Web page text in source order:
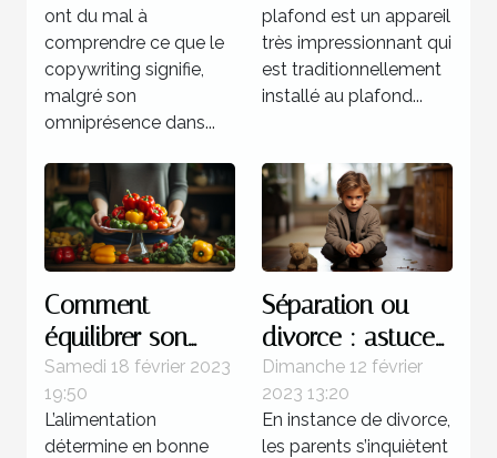
ont du mal à
comprendre ce que le
copywriting signifie,
malgré son
omniprésence dans...
plafond est un appareil
très impressionnant qui
est traditionnellement
installé au plafond...
Comment
équilibrer son
alimentation ?
Samedi 18 février 2023
19:50
L’alimentation
détermine en bonne
Séparation ou
divorce : astuces
pour atténuer la
souffrance des
enfants
Dimanche 12 février
2023 13:20
En instance de divorce,
les parents s’inquiètent